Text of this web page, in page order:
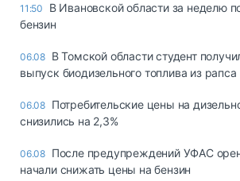
11:50
В Ивановской области за неделю
бензин
06.08 В Томской области студент
выпуск биодизельного топлива из рапса
06.08 Потребительские цены на
снизились на 2,3%
06.08 После предупреждений УФАС
начали снижать цены на бензин